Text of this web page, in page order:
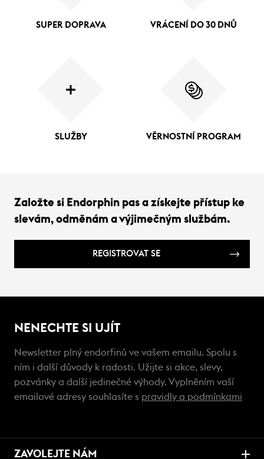
SUPER DOPRAVA VRÁCENÍ DO 30 DNŮ
SLUŽBY VĚRNOSTNÍ PROGRAM
Založte si Endorphin pas a získejte přístup ke
slevám, odměnám a výjimečným službám.
REGISTROVAT SE
NENECHTE SI UJÍT
Newsletter plný endorfinů ve vašem emailu. Spolu s
ním i další důvody k radosti. Užijte si akce, slevy,
pozvánky a další jedinečné výhody. Vyplněním vaší
emailové adresy souhlasíte s pravidly a podmínkami
ZAVOLEJTE NÁM